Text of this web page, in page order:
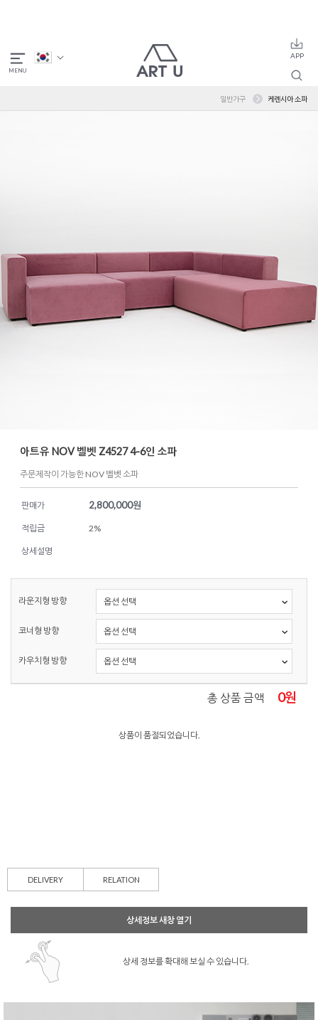
일반가구 케렌시아 소파
아트유 NOV 벨벳 Z4527 4-6인 소파
주문제작이 가능한 NOV 벨벳 소파
판매가 2,800,000원
적립금 2%
상세설명
라운지형 방향
코너형 방향
카우치형 방향
총 상품 금액 0원
상품이 품절되었습니다.
DELIVERY RELATION
상세정보 새창 열기
상세 정보를 확대해 보실 수 있습니다.